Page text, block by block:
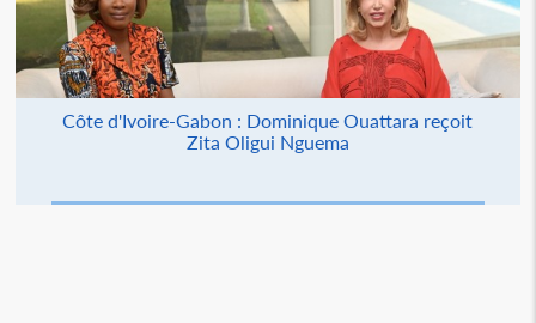
Côte d'Ivoire-Gabon : Dominique Ouattara reçoit
Zita Oligui Nguema